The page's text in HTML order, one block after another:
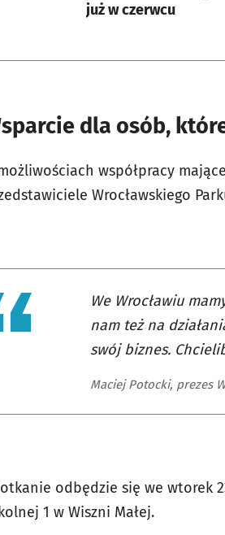
już w czerwcu
dla osób,
współpracy
Wrocławskiego
We Wrocławiu
nam też na
swój biznes.
Maciej Potocki, prezes
odbędzie się we wtorek
1 w Wiszni Małej.